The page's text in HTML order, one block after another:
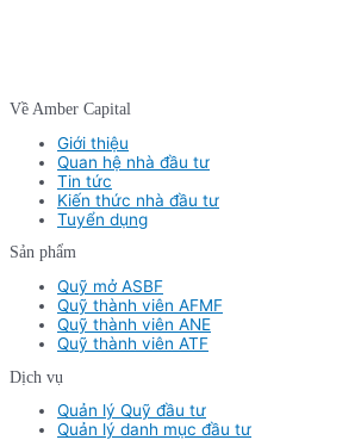
Về Amber Capital
Giới thiệu
Quan hệ nhà đầu tư
Tin tức
Kiến thức nhà đầu tư
Tuyển dụng
Sản phẩm
Quỹ mở ASBF
Quỹ thành viên AFMF
Quỹ thành viên ANE
Quỹ thành viên ATF
Dịch vụ
Quản lý Quỹ đầu tư
Quản lý danh mục đầu tư